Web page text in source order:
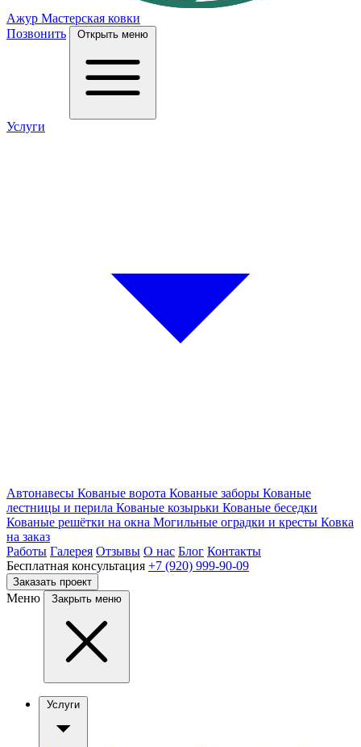
Ажур Мастерская ковки
Позвонить
Открыть меню
Услуги
Автонавесы Кованые ворота Кованые заборы Кованые
лестницы и перила Кованые козырьки Кованые беседки
Кованые решётки на окна Могильные оградки и кресты Ковка
на заказ
Работы Галерея Отзывы О нас Блог Контакты
Бесплатная консультация +7 (920) 999-90-09
Заказать проект
Меню Закрыть меню
Услуги